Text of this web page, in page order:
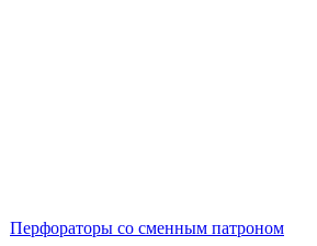
Перфораторы со сменным патроном